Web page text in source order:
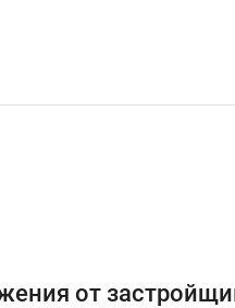
от